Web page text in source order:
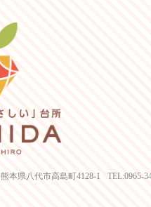
熊本県八代市高島町4128-1 TEL:0965-